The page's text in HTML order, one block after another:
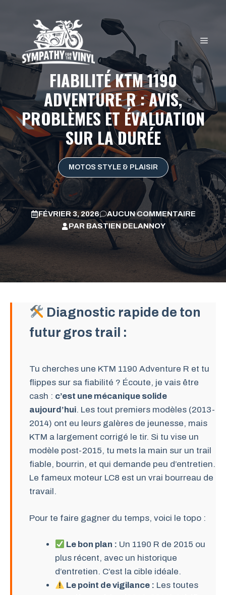
FIABILITÉ KTM 1190
ADVENTURE R : AVIS,
PROBLÈMES ET ÉVALUATION
SUR LA DURÉE
MOTOS STYLE & PLAISIR
FÉVRIER 3, 2026
AUCUN COMMENTAIRE
PAR BASTIEN DELANNOY
Diagnostic rapide de ton
futur gros trail :
Tu cherches une KTM 1190 Adventure R et tu
flippes sur sa fiabilité ? Écoute, je vais être
cash : c’est une mécanique solide
aujourd’hui. Les tout premiers modèles (2013-
2014) ont eu leurs galères de jeunesse, mais
KTM a largement corrigé le tir. Si tu vise un
modèle post-2015, tu mets la main sur un trail
fiable, bourrin, et qui demande peu d’entretien.
Le fameux moteur LC8 est un vrai bourreau de
travail.
Pour te faire gagner du temps, voici le topo :
Le bon plan : Un 1190 R de 2015 ou
plus récent, avec un historique
d’entretien. C’est la cible idéale.
Le point de vigilance : Les toutes